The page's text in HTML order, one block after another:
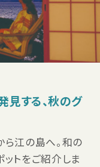
見する、秋のグ
江の島へ。和の
トをご紹介しま